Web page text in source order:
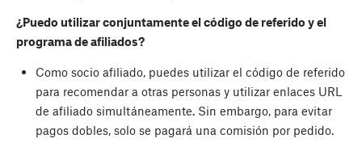
¿Puedo utilizar conjuntamente el código de referido y el
programa de afiliados?
Como socio afiliado, puedes utilizar el código de referido
para recomendar a otras personas y utilizar enlaces URL
de afiliado simultáneamente. Sin embargo, para evitar
pagos dobles, solo se pagará una comisión por pedido.